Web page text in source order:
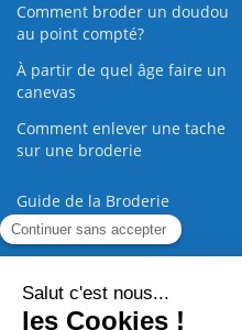
Comment broder un doudou
au point compté?
À partir de quel âge faire un
canevas
Comment enlever une tache
sur une broderie
Guide de la Broderie
Commande Papier |